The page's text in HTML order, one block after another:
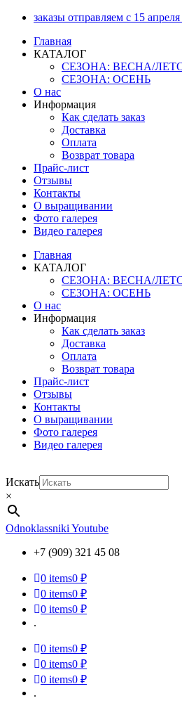
Перейти
содержимому
заказы отправляем с 15
Главная
КАТАЛОГ
СЕЗОНА: ВЕСНА/
СЕЗОНА: ОСЕНЬ
О нас
Информация
Как сделать заказ
Доставка
Оплата
Возврат товара
Прайс-лист
Отзывы
Контакты
О выращивании
Фото галерея
Видео галерея
Главная
КАТАЛОГ
СЕЗОНА: ВЕСНА/
СЕЗОНА: ОСЕНЬ
О нас
Информация
Как сделать заказ
Доставка
Оплата
Возврат товара
Прайс-лист
Отзывы
Контакты
О выращивании
Фото галерея
Видео галерея
Искать
×
Odnoklassniki Youtube
+7 (909) 321 45 08
0 items0 ₽
0 items0 ₽
0 items0 ₽
.
0 items0 ₽
0 items0 ₽
0 items0 ₽
.